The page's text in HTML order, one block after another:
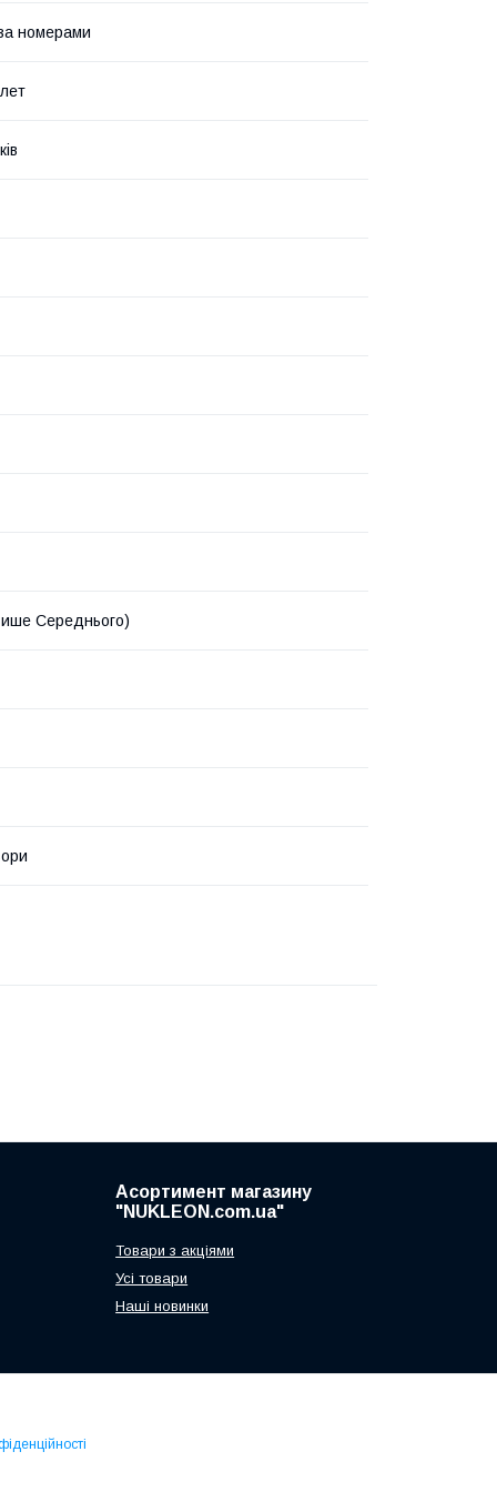
номерами
Середнього)
Асортимент магазину
"NUKLEON.com.ua"
Товари з акціями
Усі товари
Наші новинки